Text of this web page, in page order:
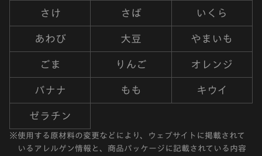
さけ さば いくら
あわび 大豆 やまいも
ごま りんご オレンジ
バナナ もも キウイ
ゼラチン
※使用する原材料の変更などにより、ウェブサイトに掲載されて
いるアレルゲン情報と、商品パッケージに記載されている内容